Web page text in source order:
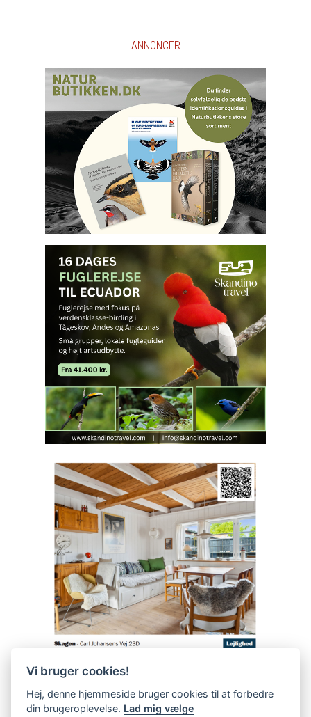
ANNONCER
Vi bruger cookies!
Hej, denne hjemmeside bruger cookies til at forbedre
din brugeroplevelse. Lad mig vælge